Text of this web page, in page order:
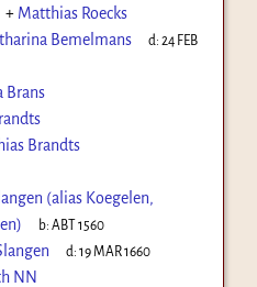
+ Matthias Roecks
Bemelmans d:24 FEB
Brans
Brandts
(alias Koegelen,
b:ABT 1560
d:19 MAR 1660
NN